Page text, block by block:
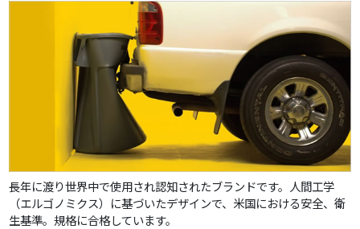
長年に渡り世界中で使用され認知されたブランドです。人間工学
（エルゴノミクス）に基づいたデザインで、米国における安全、衛
生基準。規格に合格しています。